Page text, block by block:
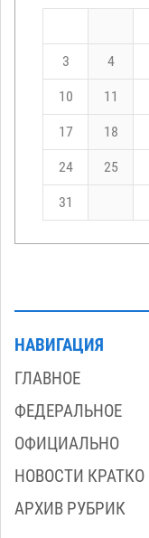
3 4
10 11
17 18
24 25
31
НАВИГАЦИЯ
ГЛАВНОЕ
ФЕДЕРАЛЬНОЕ
ОФИЦИАЛЬНО
НОВОСТИ КРАТКО
АРХИВ РУБРИК